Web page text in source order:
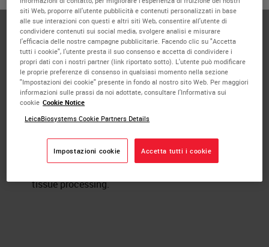
Published Pieces by
Peter Jackson
Effects of Fixation and Tissue
Processing on
Immunocytochemistry
The foundation of all good histological
tissue processing.
siti Web, proporre all'utente pubblicità e contenuti personalizzati in base
alle sue interazioni con questi e altri siti Web, consentire all'utente di
condividere contenuti sui social media, svolgere analisi e misurare
l'efficacia delle nostre campagne pubblicitarie. Facendo clic su "Accetta
tutti i cookie", l'utente presta il suo consenso e accetta di condividere i
propri dati con i nostri partner (link riportato sotto). L'utente può modificare
le proprie preferenze di consenso in qualsiasi momento nella sezione
"Impostazioni dei cookie" presente in fondo al nostro sito Web. Per maggiori
informazioni sulle prassi da noi adottate, consultare l'Informativa sui
cookie Cookie Notice
LeicaBiosystems Cookie Partners Details
Impostazioni cookie Accetta tutti i cookie